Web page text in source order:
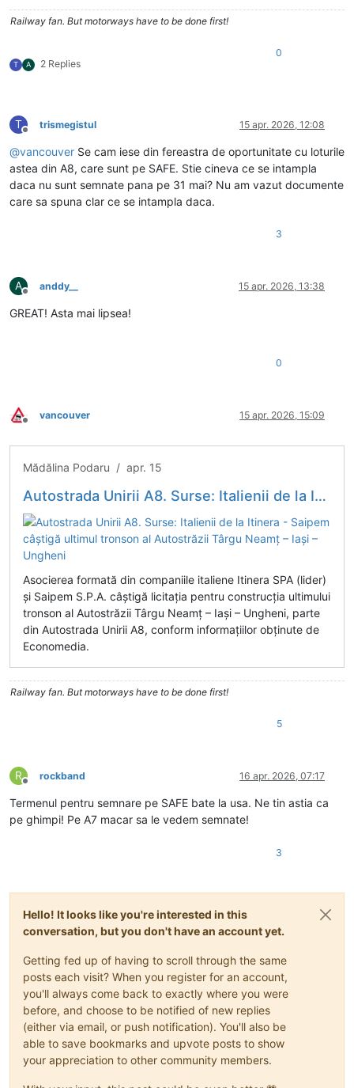
Railway fan. But motorways have to be done first!
T A 2 Replies
0
T
Deconectat
trismegistul 15 apr. 2026, 12:08
@vancouver Se cam iese din fereastra de oportunitate cu loturile
astea din A8, care sunt pe SAFE. Stie cineva ce se intampla
daca nu sunt semnate pana pe 31 mai? Nu am vazut documente
care sa spuna clar ce se intampla daca.
3
A
Deconectat
anddy__ 15 apr. 2026, 13:38
GREAT! Asta mai lipsea!
0
Deconectat
vancouver 15 apr. 2026, 15:09
Mădălina Podaru / apr. 15
Autostrada Unirii A8. Surse: Italienii de la Itinera - Saipem câștigă ultimul tronson al Autostrăzii Târgu Neamț – Iași – Ungheni
Asocierea formată din companiile italiene Itinera SPA (lider)
și Saipem S.P.A. câștigă licitația pentru construcția ultimului
tronson al Autostrăzii Târgu Neamț – Iași – Ungheni, parte
din Autostrada Unirii A8, conform informațiilor obținute de
Economedia.
Railway fan. But motorways have to be done first!
5
R
Deconectat
rockband 16 apr. 2026, 07:17
Termenul pentru semnare pe SAFE bate la usa. Ne tin astia ca
pe ghimpi! Pe A7 macar sa le vedem semnate!
3
Hello! It looks like you're interested in this
conversation, but you don't have an account yet.
Getting fed up of having to scroll through the same
posts each visit? When you register for an account,
you'll always come back to exactly where you were
before, and choose to be notified of new replies
(either via email, or push notification). You'll also be
able to save bookmarks and upvote posts to show
your appreciation to other community members.